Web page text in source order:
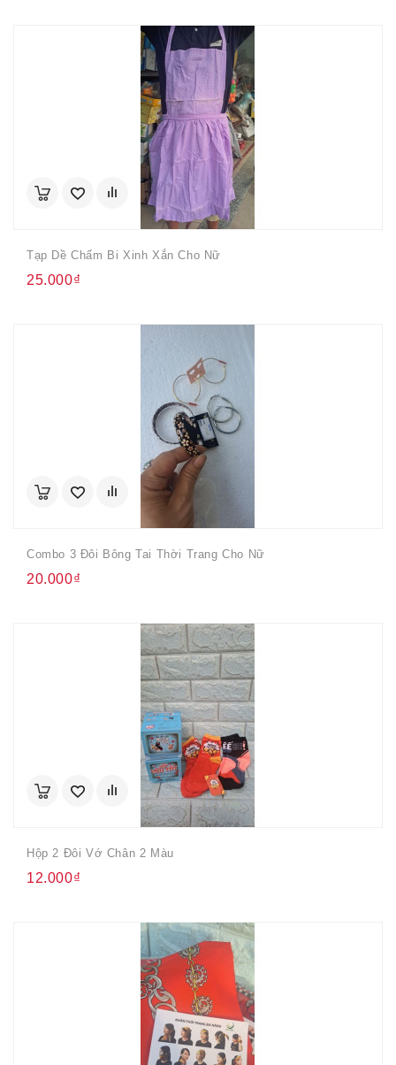
Tạp Dề Chấm Bi Xinh Xắn Cho Nữ
25.000₫
Combo 3 Đôi Bông Tai Thời Trang Cho Nữ
20.000₫
Hộp 2 Đôi Vớ Chân 2 Màu
12.000₫